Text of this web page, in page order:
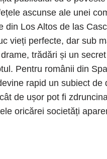
ascunse ale unei
din Los Altos de las
vieți perfecte, dar sub
trădări și un
Pentru românii din
rapid un subiect de
de ușor pot fi
oricărei societăți